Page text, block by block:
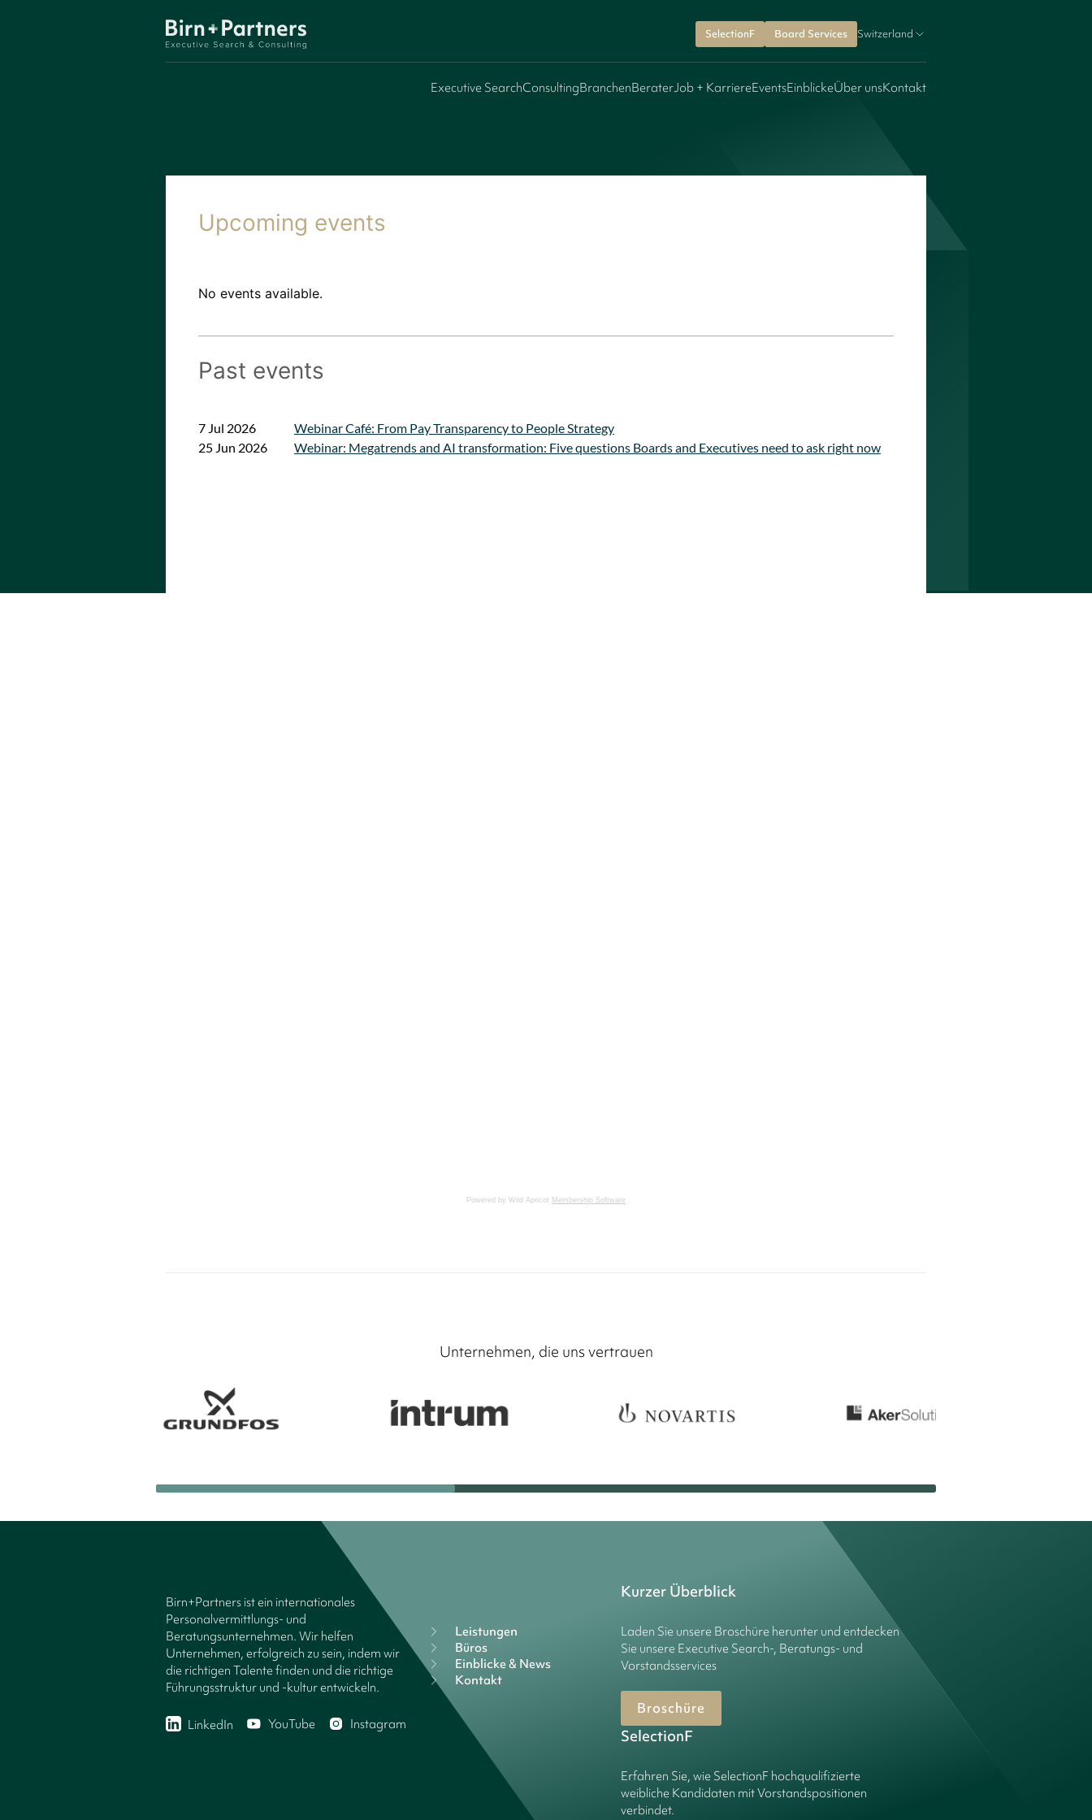
SelectionF Board Services Switzerland
Executive SearchConsultingBranchenBeraterJob + KarriereEventsEinblickeÜber unsKontakt
Powered by Wild Apricot Membership Software
Unternehmen, die uns vertrauen
Birn+Partners ist ein internationales
Personalvermittlungs- und
Beratungsunternehmen. Wir helfen
Unternehmen, erfolgreich zu sein, indem wir
die richtigen Talente finden und die richtige
Führungsstruktur und -kultur entwickeln.
LinkedIn YouTube Instagram
Leistungen
Büros
Einblicke & News
Kontakt
Kurzer Überblick
Laden Sie unsere Broschüre herunter und entdecken
Sie unsere Executive Search-, Beratungs- und
Vorstandsservices
Broschüre
SelectionF
Erfahren Sie, wie SelectionF hochqualifizierte
weibliche Kandidaten mit Vorstandspositionen
verbindet.